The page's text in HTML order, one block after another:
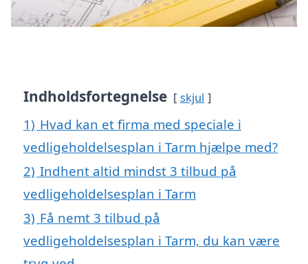
Indholdsfortegnelse skjul
1) Hvad kan et firma med speciale i
vedligeholdelsesplan i Tarm hjælpe med?
2) Indhent altid mindst 3 tilbud på
vedligeholdelsesplan i Tarm
3) Få nemt 3 tilbud på
vedligeholdelsesplan i Tarm, du kan være